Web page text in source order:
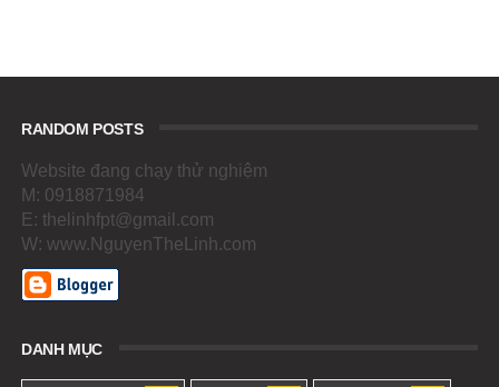
RANDOM POSTS
Website đang chạy thử nghiệm
M: 0918871984
E: thelinhfpt@gmail.com
W: www.NguyenTheLinh.com
DANH MỤC